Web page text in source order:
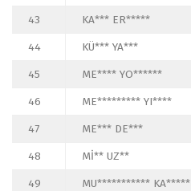
43
KA*** ER*****
44
KÜ*** YA***
45
ME**** YO******
46
ME********* YI****
47
ME*** DE***
48
Mİ** UZ**
49
MU*********** KA*****